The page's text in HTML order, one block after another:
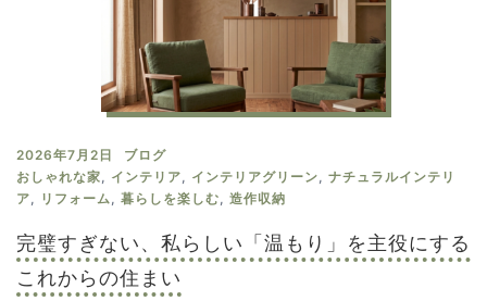
2026年7月2日
ブログ
おしゃれな家, インテリア, インテリアグリーン, ナチュラルインテリ
ア, リフォーム, 暮らしを楽しむ, 造作収納
完璧すぎない、私らしい「温もり」を主役にする
これからの住まい